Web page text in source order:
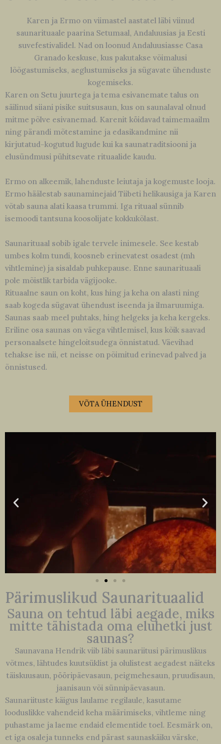
Karen ja Ermo on viimastel aastatel läbi viinud
saunarituaale paarina Setumaal, Andaluusias ja Eesti
suvefestivalidel. Nad on loonud Andaluusiasse Casa
Granado keskuse, kus pakutakse võimalusi
lõõgastumiseks, aeglustumiseks ja sügavate ühenduste
kogemiseks.
Karen on Setu juurtega ja tema esivanemate talus on
säilinud siiani pisike suitsusaun, kus on saunalaval olnud
mitme põlve esivanemad. Karenit köidavad taimemaailm
ning pärandi mõtestamine ja edasikandmine nii
kirjutatud-kogutud lugude kui ka saunatraditsiooni ja
elusündmusi pühitsevate rituaalide kaudu.
Ermo on alkeemik, lahenduste leiutaja ja kogemuste looja.
Ermo häälestab saunaminejaid Tiibeti helikausiga ja Karen
võtab sauna alati kaasa trummi. Iga rituaal sünnib
isemoodi tantsuna koosolijate kokkukõlast.
Saunarituaal sobib igale tervele inimesele. See kestab
umbes kolm tundi, koosneb erinevatest osadest (mh
vihtlemine) ja sisaldab puhkepause. Enne saunarituaali
pole mõistlik tarbida vägijooke.
Rituaalne saun on koht, kus hing ja keha on alasti ning
saab kogeda sügavat ühendust iseenda ja ilmaruumiga.
Saunas saab meel puhtaks, hing helgeks ja keha kergeks.
Eriline osa saunas on väega vihtlemisel, kus kõik saavad
personaalsete hingeloitsudega õnnistatud. Väevihad
tehakse ise nii, et neisse on põimitud erinevad palved ja
õnnistused.
VÕTA ÜHENDUST
Pärimuslikud Saunarituaalid
Sauna on tehtud läbi aegade, miks
mitte tähistada oma eluhetki just
saunas?
Saunavana Hendrik viib läbi saunariitusi pärimuslikus
võtmes, lähtudes kuutsüklist ja olulistest aegadest näiteks
täiskuusaun, pööripäevasaun, peigmehesaun, pruudisaun,
jaanisaun või sünnipäevasaun.
Saunariituste käigus laulame regilaule, kasutame
looduslikke vahendeid keha määrimiseks, vihtleme ning
puhastame ja laeme endaid elementide toel. Eesmärk on,
et iga osaleja tunneks end pärast saunaskäiku värske,